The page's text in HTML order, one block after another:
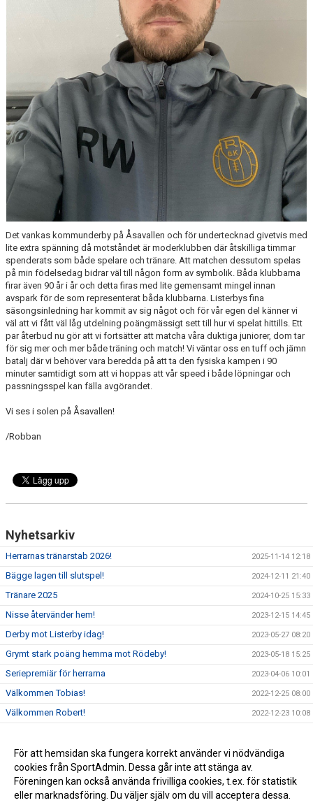
Det vankas kommunderby på Åsavallen och för undertecknad givetvis med
lite extra spänning då motståndet är moderklubben där åtskilliga timmar
spenderats som både spelare och tränare. Att matchen dessutom spelas
på min födelsedag bidrar väl till någon form av symbolik. Båda klubbarna
firar även 90 år i år och detta firas med lite gemensamt mingel innan
avspark för de som representerat båda klubbarna. Listerbys fina
säsongsinledning har kommit av sig något och för vår egen del känner vi
väl att vi fått väl låg utdelning poängmässigt sett till hur vi spelat hittills. Ett
par återbud nu gör att vi fortsätter att matcha våra duktiga juniorer, dom tar
för sig mer och mer både träning och match! Vi väntar oss en tuff och jämn
batalj där vi behöver vara beredda på att ta den fysiska kampen i 90
minuter samtidigt som att vi hoppas att vår speed i både löpningar och
passningsspel kan fälla avgörandet.
Vi ses i solen på Åsavallen!
/Robban
Nyhetsarkiv
Herrarnas tränarstab 2026! 2025-11-14 12:18
Bägge lagen till slutspel! 2024-12-11 21:40
Tränare 2025 2024-10-25 15:33
Nisse återvänder hem! 2023-12-15 14:45
Derby mot Listerby idag! 2023-05-27 08:20
Grymt stark poäng hemma mot Rödeby! 2023-05-18 15:25
Seriepremiär för herrarna 2023-04-06 10:01
Välkommen Tobias! 2022-12-25 08:00
Välkommen Robert! 2022-12-23 10:08
Andra nyförvärvet till herrarna 2022-01-02 16:00
Klart med herrarnas tränare 2022 2021-12-10 19:42
För att hemsidan ska fungera korrekt använder vi nödvändiga
cookies från SportAdmin. Dessa går inte att stänga av.
Föreningen kan också använda frivilliga cookies, t.ex. för statistik
eller marknadsföring. Du väljer själv om du vill acceptera dessa.